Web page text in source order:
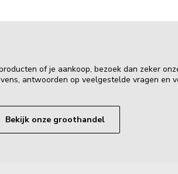
of je aankoop, bezoek dan zeker
antwoorden op veelgestelde vragen en
Bekijk onze groothandel